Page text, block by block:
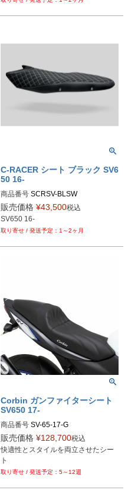
C-RACER シート ブラック SV6
50 16-
商品番号
販売価格 ¥43,500税込
1～2ヶ月
Corbin ガンファイターシート
SV650 17-
商品番号 SV-65-17-G
販売価格 ¥128,700税込
快適性とスタイルを両立させたシー
5～12週